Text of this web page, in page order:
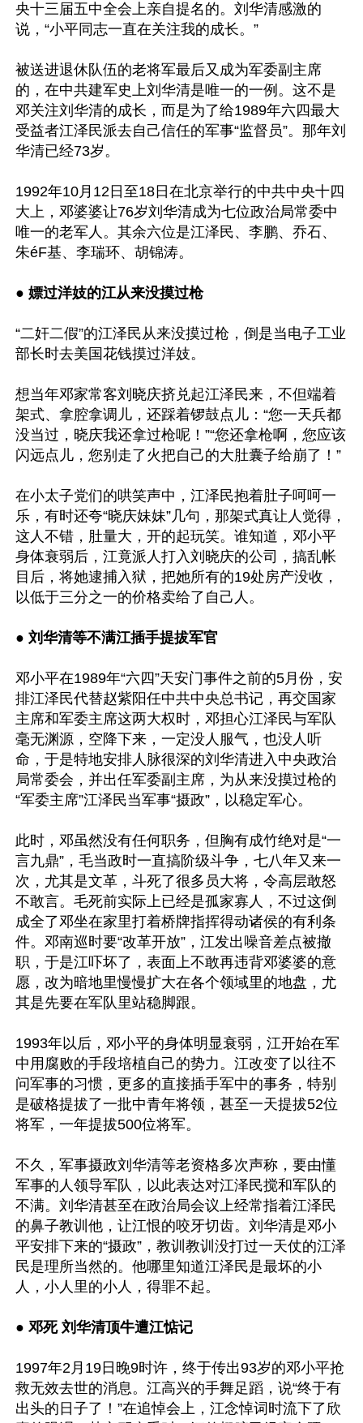
央十三届五中全会上亲自提名的。刘华清感激的
说，“小平同志一直在关注我的成长。”
被送进退休队伍的老将军最后又成为军委副主席
的，在中共建军史上刘华清是唯一的一例。这不是
邓关注刘华清的成长，而是为了给1989年六四最大
受益者江泽民派去自己信任的军事“监督员”。那年刘
华清已经73岁。
1992年10月12日至18日在北京举行的中共中央十四
大上，邓婆婆让76岁刘华清成为七位政治局常委中
唯一的老军人。其余六位是江泽民、李鹏、乔石、
朱éF基、李瑞环、胡锦涛。
● 嫖过洋妓的江从来没摸过枪
“二奸二假”的江泽民从来没摸过枪，倒是当电子工业
部长时去美国花钱摸过洋妓。
想当年邓家常客刘晓庆挤兑起江泽民来，不但端着
架式、拿腔拿调儿，还踩着锣鼓点儿：“您一天兵都
没当过，晓庆我还拿过枪呢！”“您还拿枪啊，您应该
闪远点儿，您别走了火把自己的大肚囊子给崩了！”
在小太子党们的哄笑声中，江泽民抱着肚子呵呵一
乐，有时还夸“晓庆妹妹”几句，那架式真让人觉得，
这人不错，肚量大，开的起玩笑。谁知道，邓小平
身体衰弱后，江竟派人打入刘晓庆的公司，搞乱帐
目后，将她逮捕入狱，把她所有的19处房产没收，
以低于三分之一的价格卖给了自己人。
● 刘华清等不满江插手提拔军官
邓小平在1989年“六四”天安门事件之前的5月份，安
排江泽民代替赵紫阳任中共中央总书记，再交国家
主席和军委主席这两大权时，邓担心江泽民与军队
毫无渊源，空降下来，一定没人服气，也没人听
命，于是特地安排人脉很深的刘华清进入中央政治
局常委会，并出任军委副主席，为从来没摸过枪的
“军委主席”江泽民当军事“摄政”，以稳定军心。
此时，邓虽然没有任何职务，但胸有成竹绝对是“一
言九鼎”，毛当政时一直搞阶级斗争，七八年又来一
次，尤其是文革，斗死了很多员大将，令高层敢怒
不敢言。毛死前实际上已经是孤家寡人，不过这倒
成全了邓坐在家里打着桥牌指挥得动诸侯的有利条
件。邓南巡时要“改革开放”，江发出噪音差点被撤
职，于是江吓坏了，表面上不敢再违背邓婆婆的意
愿，改为暗地里慢慢扩大在各个领域里的地盘，尤
其是先要在军队里站稳脚跟。
1993年以后，邓小平的身体明显衰弱，江开始在军
中用腐败的手段培植自己的势力。江改变了以往不
问军事的习惯，更多的直接插手军中的事务，特别
是破格提拔了一批中青年将领，甚至一天提拔52位
将军，一年提拔500位将军。
不久，军事摄政刘华清等老资格多次声称，要由懂
军事的人领导军队，以此表达对江泽民搅和军队的
不满。刘华清甚至在政治局会议上经常指着江泽民
的鼻子教训他，让江恨的咬牙切齿。刘华清是邓小
平安排下来的“摄政”，教训教训没打过一天仗的江泽
民是理所当然的。他哪里知道江泽民是最坏的小
人，小人里的小人，得罪不起。
● 邓死 刘华清顶牛遭江惦记
1997年2月19日晚9时许，终于传出93岁的邓小平抢
救无效去世的消息。江高兴的手舞足蹈，说“终于有
出头的日子了！”在追悼会上，江念悼词时流下了欣